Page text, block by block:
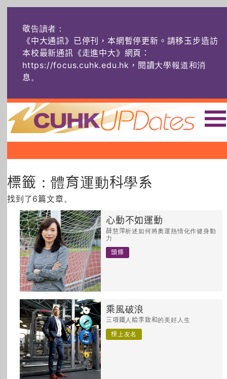
敬告讀者：
《中大通訊》已停刊，本網暫停更新。請移玉步造訪
本校最新通訊《走進中大》網頁：
https://focus.cuhk.edu.hk，閱讀大學報道和消
息。
主頁 |||
社創薈動 六物窺人
藝士匹靈 雅共賞
所有主題
標籤：體育運動科學系
找到了6篇文章。
心動不如運動
薛慧萍析述如何將奧運熱情化作健身動
力
頭條
乘風破浪
三項鐵人給李致和的美好人生
榜上友名